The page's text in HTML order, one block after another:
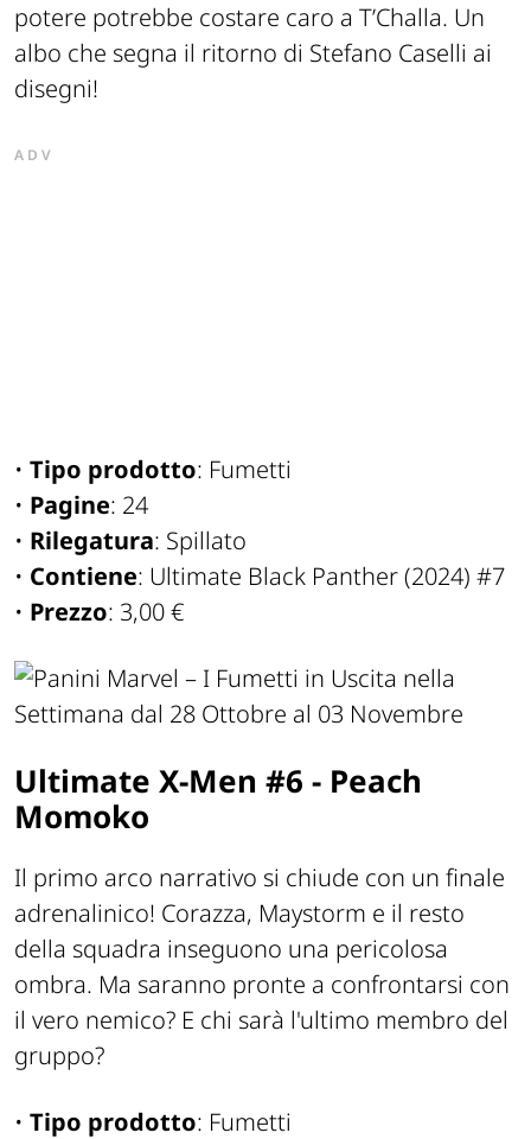
potere potrebbe costare caro a T’Challa. Un
albo che segna il ritorno di Stefano Caselli ai
disegni!
ADV
• Tipo prodotto: Fumetti
• Pagine: 24
• Rilegatura: Spillato
• Contiene: Ultimate Black Panther (2024) #7
• Prezzo: 3,00 €
Ultimate X-Men #6 - Peach
Momoko
Il primo arco narrativo si chiude con un finale
adrenalinico! Corazza, Maystorm e il resto
della squadra inseguono una pericolosa
ombra. Ma saranno pronte a confrontarsi con
il vero nemico? E chi sarà l'ultimo membro del
gruppo?
• Tipo prodotto: Fumetti